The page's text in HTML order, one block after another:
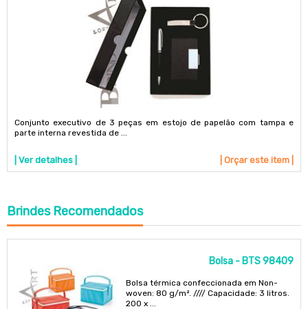
Conjunto executivo de 3 peças em estojo de papelão com tampa e
parte interna revestida de ...
| Ver detalhes | | Orçar este item |
Brindes Recomendados
Bolsa - BTS 98409
Bolsa térmica confeccionada em Non-
woven: 80 g/m². //// Capacidade: 3 litros.
200 x ...